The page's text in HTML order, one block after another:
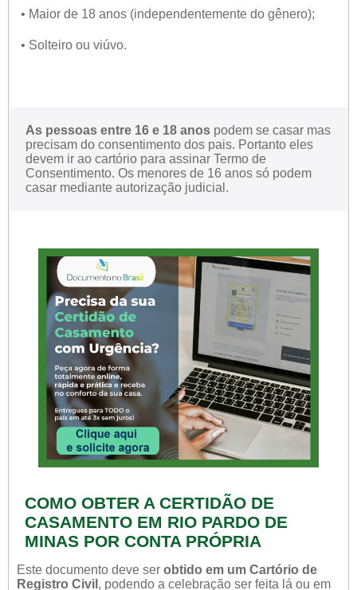
• Maior de 18 anos (independentemente do gênero);
• Solteiro ou viúvo.
As pessoas entre 16 e 18 anos podem se casar mas
precisam do consentimento dos pais. Portanto eles
devem ir ao cartório para assinar Termo de
Consentimento. Os menores de 16 anos só podem
casar mediante autorização judicial.
COMO OBTER A CERTIDÃO DE
CASAMENTO EM RIO PARDO DE
MINAS POR CONTA PRÓPRIA
Este documento deve ser obtido em um Cartório de
Registro Civil , podendo a celebração ser feita lá ou em